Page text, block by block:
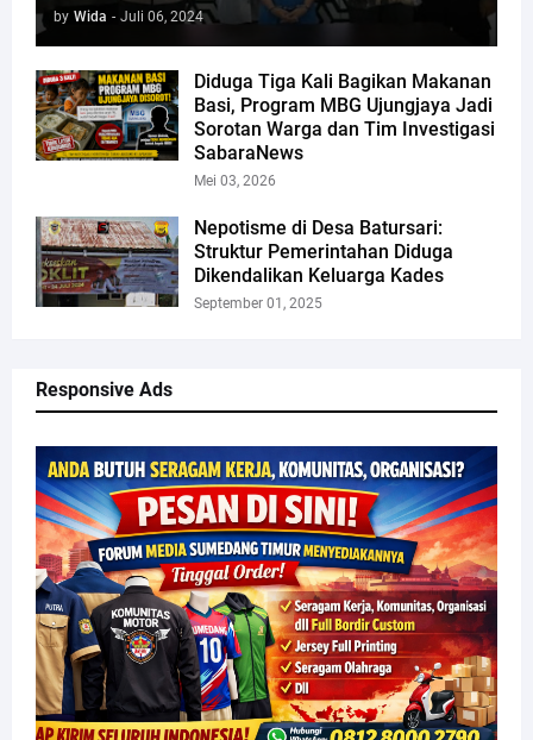
by Wida - Juli 06, 2024
Diduga Tiga Kali Bagikan Makanan
Basi, Program MBG Ujungjaya Jadi
Sorotan Warga dan Tim Investigasi
SabaraNews
Mei 03, 2026
Nepotisme di Desa Batursari:
Struktur Pemerintahan Diduga
Dikendalikan Keluarga Kades
September 01, 2025
Responsive Ads